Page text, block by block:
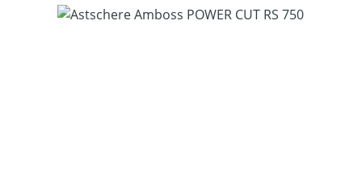
Bildergalerie überspringen